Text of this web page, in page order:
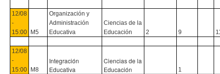
12/08
-
15:00
M5
Organización y
Administración
Educativa
Ciencias de la
Educación
2 9
12/08
-
15:00
M8
Integración
Educativa
Ciencias de la
Educación
1